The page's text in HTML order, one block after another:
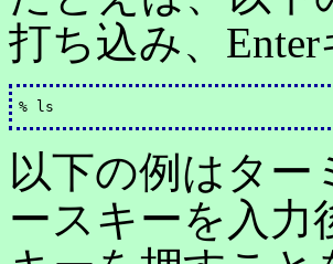
打ち込み、
以下の例はター
ースキーを入力